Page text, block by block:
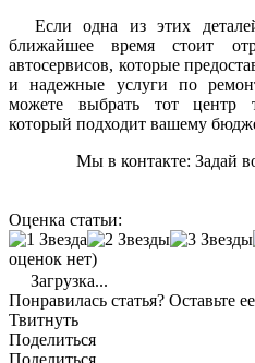
Если одна из этих
ближайшее время стоит
автосервисов, которые
и надежные услуги по
можете выбрать тот центр
который подходит вашему
Мы в контакте: Задай
Оценка статьи:
оценок нет)
Загрузка...
Понравилась статья? Оставьте
Твитнуть
Поделиться